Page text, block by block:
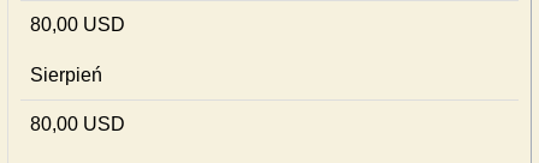
80,00 USD
Sierpień
80,00 USD